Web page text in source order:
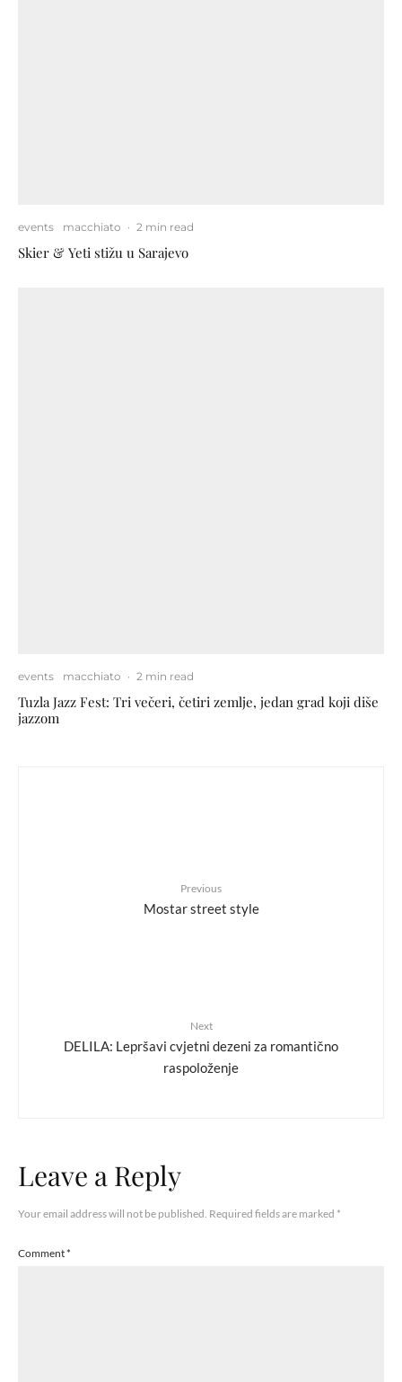
events macchiato · 2 min read
Skier & Yeti stižu u Sarajevo
events macchiato · 2 min read
Tuzla Jazz Fest: Tri večeri, četiri zemlje, jedan grad koji diše
jazzom
Previous
Mostar street style
Next
DELILA: Lepršavi cvjetni dezeni za romantično
raspoloženje
Leave a Reply
Your email address will not be published. Required fields are marked *
Comment*